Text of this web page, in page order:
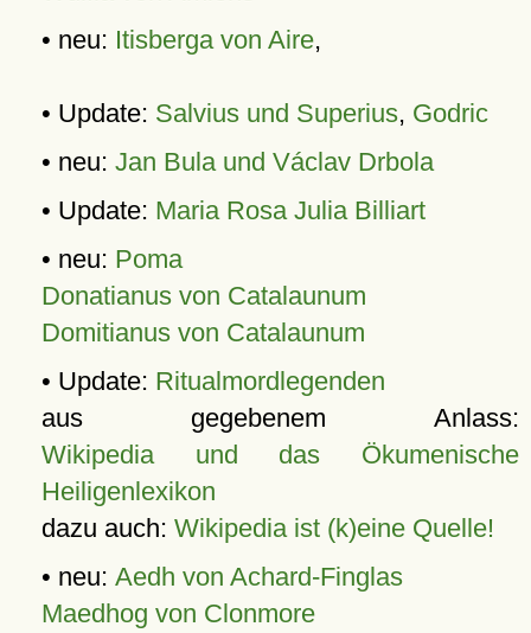
• neu: Itisberga von Aire,
• Update: Salvius und Superius, Godric
• neu: Jan Bula und Václav Drbola
• Update: Maria Rosa Julia Billiart
• neu: Poma
Donatianus von Catalaunum
Domitianus von Catalaunum
• Update: Ritualmordlegenden
aus gegebenem Anlass:
Wikipedia und das Ökumenische
Heiligenlexikon
dazu auch: Wikipedia ist (k)eine Quelle!
• neu: Aedh von Achard-Finglas
Maedhog von Clonmore